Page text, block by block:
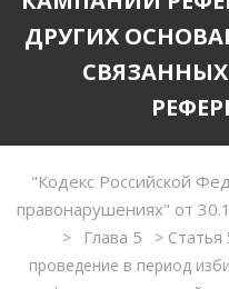
ДРУГИХ
"Кодекс Российской
правонарушениях" от
> Глава 5 >Статья
проведение в период